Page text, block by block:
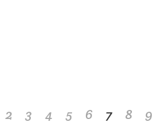
2 3 4 5 6 7 8 9